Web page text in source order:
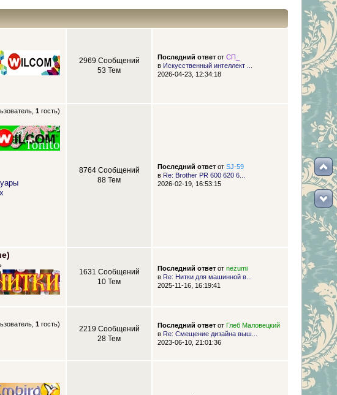
2969 Сообщений
53 Тем
Последний ответот СП_
в Искусственный интеллект ...
2026-04-23, 12:34:18
1 гость)
8764 Сообщений
88 Тем
Последний ответот SJ-59
в Re: Brother PR 600 620 6...
2026-02-19, 16:53:15
1631 Сообщений
10 Тем
Последний ответот nezumi
в Re: Нитки для машинной в...
2025-11-16, 16:19:41
1 гость)
2219 Сообщений
28 Тем
Последний ответот Глеб Маловецкий
в Re: Смещение дизайна выш...
2023-06-10, 21:01:36